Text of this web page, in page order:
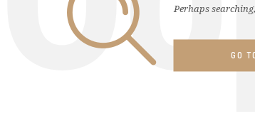
Perhaps
GO